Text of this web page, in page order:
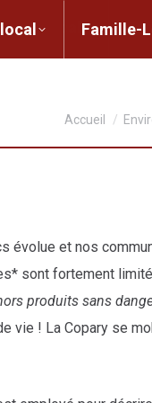
local
Accueil
évolue et nos
sont fortement
produits sans
vie ! La Copary se
Famille-